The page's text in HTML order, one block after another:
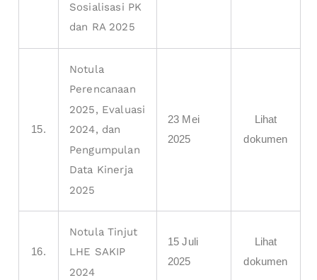
Sosialisasi PK
dan RA 2025
15.
Notula
Perencanaan
2025, Evaluasi
2024, dan
Pengumpulan
Data Kinerja
2025
23 Mei
2025
Lihat
dokumen
16.
Notula Tinjut
LHE SAKIP
2024
15 Juli
2025
Lihat
dokumen